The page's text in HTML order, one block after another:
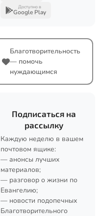
Доступно в
Google Play
Благотворительность
— помочь
нуждающимся
Подписаться на
рассылку
Каждую неделю в вашем
почтовом ящике:
— анонсы лучших
материалов;
— разговор о жизни по
Евангелию;
— новости подопечных
Благотворительного